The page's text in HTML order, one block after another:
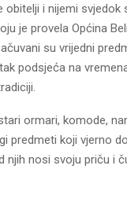
i nijemi svjedok
je provela Općina
su vrijedni
podsjeća na
ormari, komode,
predmeti koji vjerno
njih nosi svoju priču i